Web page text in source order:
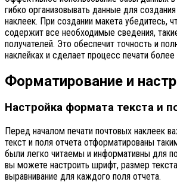
гибко организовывать данные для
наклеек. При создании макета убедитесь,
содержит все необходимые сведения,
получателей. Это обеспечит точность и
наклейках и сделает процесс печати
Форматирование и
Настройка формата текста и
Перед началом печати почтовых наклеек
текст и поля отчета отформатированы
были легко читаемы и информативны для
вы можете настроить шрифт, размер
выравнивание для каждого поля отчета.